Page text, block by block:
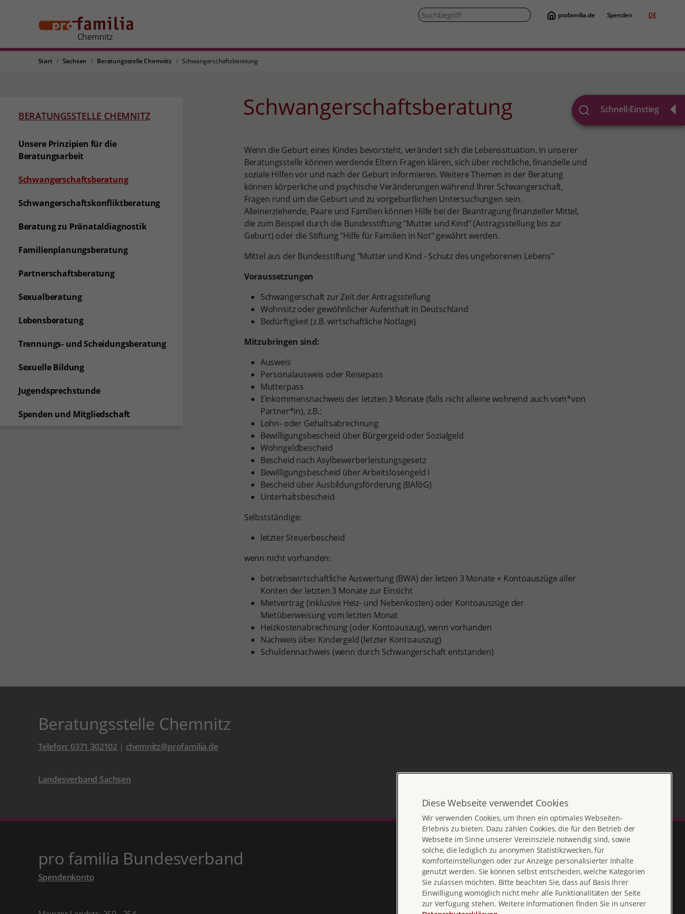
Chemnitz
profamilia.de Spenden DE
Start Sachsen Beratungsstelle Chemnitz Schwangerschaftsberatung
Schnell-Einstieg
BERATUNGSSTELLE CHEMNITZ
Unsere Prinzipien für die
Beratungsarbeit
Schwangerschaftsberatung(aktuelle Seite)
Schwangerschaftskonfliktberatung
Beratung zu Pränataldiagnostik
Familienplanungsberatung
Partnerschaftsberatung
Sexualberatung
Lebensberatung
Trennungs- und Scheidungsberatung
Sexuelle Bildung
Jugendsprechstunde
Spenden und Mitgliedschaft
Schwangerschaftsberatung
Wenn die Geburt eines Kindes bevorsteht, verändert sich die Lebenssituation. In unserer
Beratungsstelle können werdende Eltern Fragen klären, sich über rechtliche, finanzielle und
soziale Hilfen vor und nach der Geburt informieren. Weitere Themen in der Beratung
können körperliche und psychische Veränderungen während Ihrer Schwangerschaft,
Fragen rund um die Geburt und zu vorgeburtlichen Untersuchungen sein.
Alleinerziehende, Paare und Familien können Hilfe bei der Beantragung finanzieller Mittel,
die zum Beispiel durch die Bundesstiftung "Mutter und Kind" (Antragsstellung bis zur
Geburt) oder die Stiftung "Hilfe für Familien in Not" gewährt werden.
Mittel aus der Bundesstiftung "Mutter und Kind - Schutz des ungeborenen Lebens"
Voraussetzungen
Schwangerschaft zur Zeit der Antragsstellung
Wohnsitz oder gewöhnlicher Aufenthalt in Deutschland
Bedürftigkeit (z.B. wirtschaftliche Notlage)
Mitzubringen sind:
Ausweis
Personalausweis oder Reisepass
Mutterpass
Einkommensnachweis der letzten 3 Monate (falls nicht alleine wohnend auch vom*von
Partner*in), z.B.:
Lohn- oder Gehaltsabrechnung
Bewilligungsbescheid über Bürgergeld oder Sozialgeld
Wohngeldbescheid
Bescheid nach Asylbewerberleistungsgesetz
Bewilligungsbescheid über Arbeitslosengeld I
Bescheid über Ausbildungsförderung (BAföG)
Unterhaltsbescheid
Selbstständige:
letzter Steuerbescheid
wenn nicht vorhanden:
betriebswirtschaftliche Auswertung (BWA) der letzen 3 Monate + Kontoauszüge aller
Konten der letzten 3 Monate zur Einsicht
Mietvertrag (inklusive Heiz- und Nebenkosten) oder Kontoauszüge der
Mietüberweisung vom letzten Monat
Heizkostenabrechnung (oder Kontoauszug), wenn vorhanden
Nachweis über Kindergeld (letzter Kontoauszug)
Schuldennachweis (wenn durch Schwangerschaft entstanden)
Beratungsstelle Chemnitz
Telefon: 0371 302102 | chemnitz@profamilia.de
Landesverband Sachsen
pro familia Bundesverband
Spendenkonto
Diese Webseite verwendet Cookies
Wir verwenden Cookies, um Ihnen ein optimales Webseiten-
Erlebnis zu bieten. Dazu zählen Cookies, die für den Betrieb der
Webseite im Sinne unserer Vereinsziele notwendig sind, sowie
solche, die lediglich zu anonymen Statistikzwecken, für
Komforteinstellungen oder zur Anzeige personalisierter Inhalte
genutzt werden. Sie können selbst entscheiden, welche Kategorien
Sie zulassen möchten. Bitte beachten Sie, dass auf Basis Ihrer
Einwilligung womöglich nicht mehr alle Funktionalitäten der Seite
zur Verfügung stehen. Weitere Informationen finden Sie in unserer